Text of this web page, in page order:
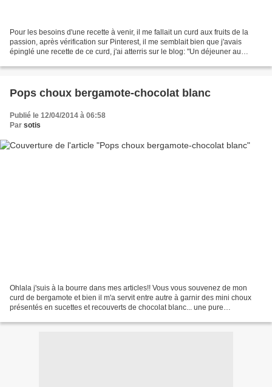
Pour les besoins d'une recette à venir, il me fallait un curd aux fruits de la
passion, après vérification sur Pinterest, il me semblait bien que j'avais
épinglé une recette de ce curd, j'ai atterris sur le blog: "Un déjeuner au
Pops choux bergamote-chocolat blanc
Publié le 12/04/2014 à 06:58
Par sotis
Ohlala j'suis à la bourre dans mes articles!! Vous vous souvenez de mon
curd de bergamote et bien il m'a servit entre autre à garnir des mini choux
présentés en sucettes et recouverts de chocolat blanc... une pure